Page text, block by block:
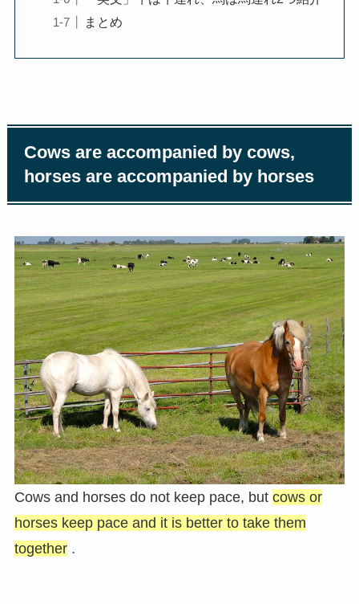
まとめ
Cows are accompanied by cows,
horses are accompanied by horses
Cows and horses do not keep pace, but cows or
horses keep pace and it is better to take them
together.